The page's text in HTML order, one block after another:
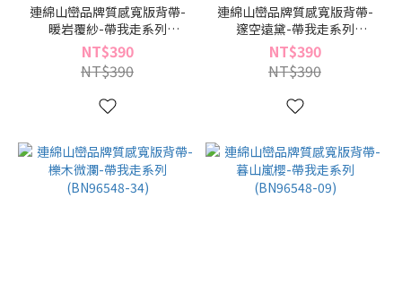
連綿山巒品牌質感寬版背帶-
暖岩覆紗-帶我走系列
(BN96548-64)
NT$390
NT$390
連綿山巒品牌質感寬版背帶-
邃空遠黛-帶我走系列
(BN96548-39)
NT$390
NT$390